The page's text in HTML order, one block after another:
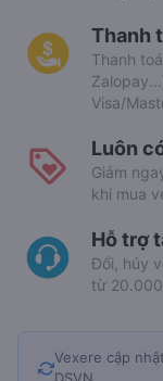
Thanh
Thanh
Visa/
Luôn
Giảm
khi mua
Hỗ trợ
Đổi, hủy
từ
Vexere cập